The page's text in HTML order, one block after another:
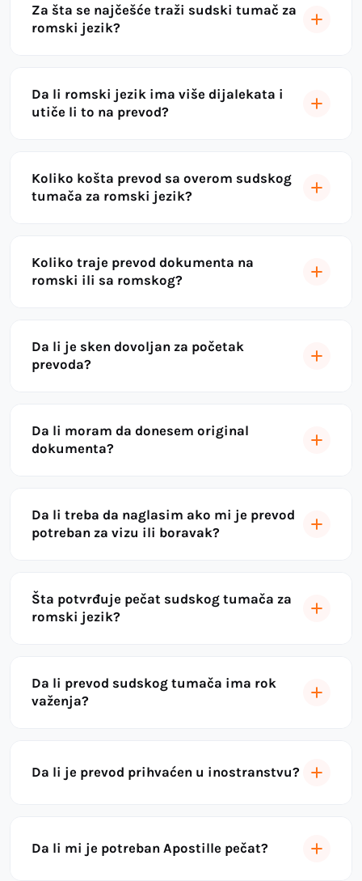
Za šta se najčešće traži sudski tumač za
romski jezik?
Da li romski jezik ima više dijalekata i
utiče li to na prevod?
Koliko košta prevod sa overom sudskog
tumača za romski jezik?
Koliko traje prevod dokumenta na
romski ili sa romskog?
Da li je sken dovoljan za početak
prevoda?
Da li moram da donesem original
dokumenta?
Da li treba da naglasim ako mi je prevod
potreban za vizu ili boravak?
Šta potvrđuje pečat sudskog tumača za
romski jezik?
Da li prevod sudskog tumača ima rok
važenja?
Da li je prevod prihvaćen u inostranstvu?
Da li mi je potreban Apostille pečat?